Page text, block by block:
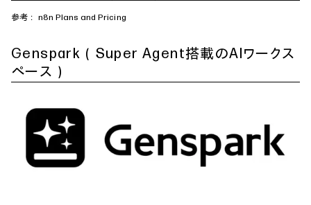
参考： n8n Plans and Pricing
Genspark（Super Agent搭載のAIワークス
ペース）